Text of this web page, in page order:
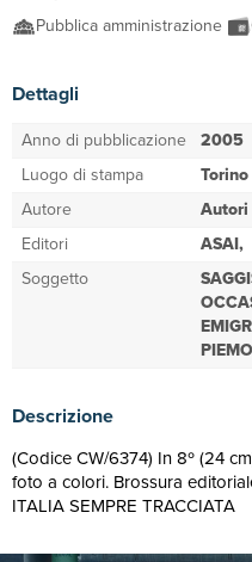
Pubblica amministrazione
Dettagli
Anno di pubblicazione 2005
Luogo di stampa
Torino
Autore
Autori
Editori
ASAI,
Soggetto
Descrizione
(Codice CW/6374) In 8º (24
foto a colori. Brossura
ITALIA SEMPRE TRACCIATA